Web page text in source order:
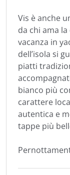
Vis è anche
da chi ama
vacanza in
dell’isola si
piatti
bianco più
carattere
autentica e
tappe più